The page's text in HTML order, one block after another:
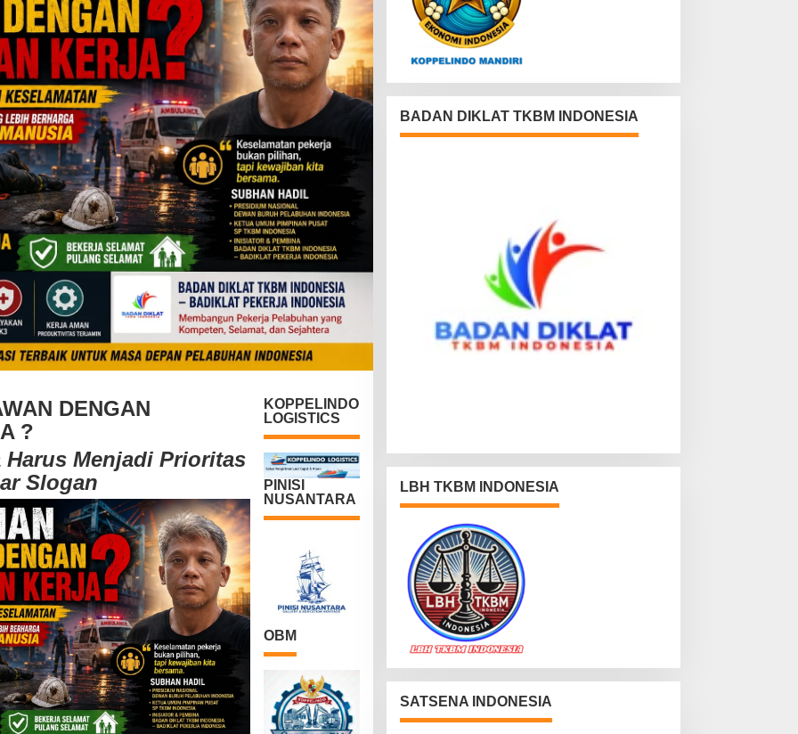
DENGAN
?
Harus Menjadi Prioritas
Slogan
KOPPELINDO
LOGISTICS
PINISI
NUSANTARA
OBM
BADAN DIKLAT TKBM INDONESIA
LBH TKBM INDONESIA
SATSENA INDONESIA